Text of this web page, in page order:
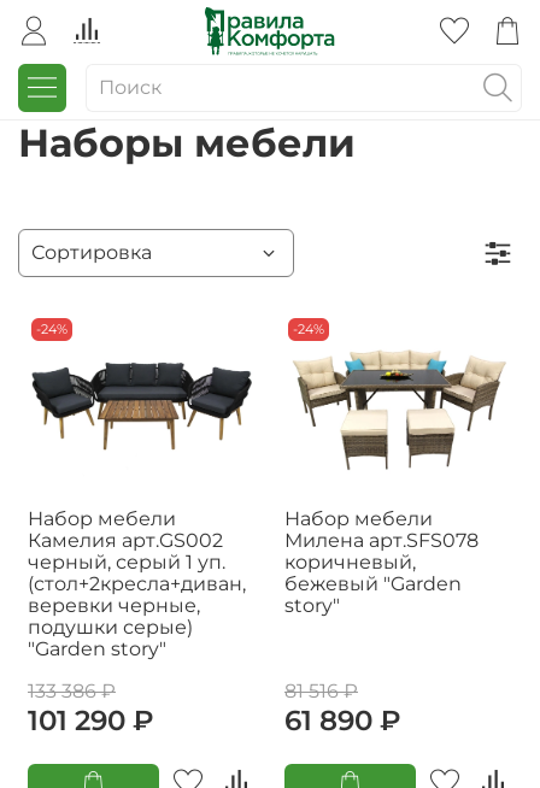
Наборы мебели
-24%
Набор мебели
Камелия арт.GS002
черный, серый 1 уп.
(стол+2кресла+диван,
веревки черные,
подушки серые)
"Garden story"
133 386 ₽
101 290 ₽
-24%
Набор мебели
Милена арт.SFS078
коричневый,
бежевый "Garden
story"
81 516 ₽
61 890 ₽